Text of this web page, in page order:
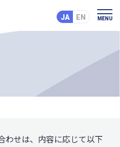
JA EN MENU
わせは、内容に応じて以下